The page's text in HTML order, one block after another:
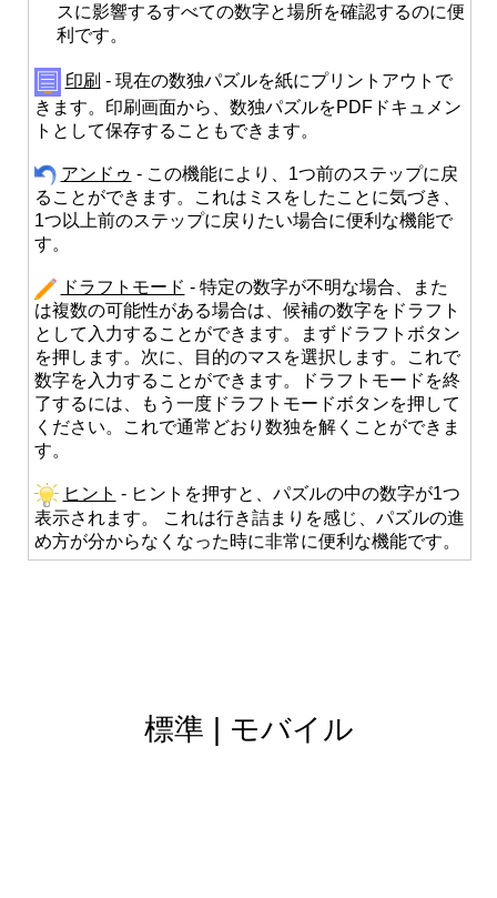
スに影響するすべての数字と場所を確認するのに便
利です。
印刷 - 現在の数独パズルを紙にプリントアウトで
きます。印刷画面から、数独パズルをPDFドキュメン
トとして保存することもできます。
アンドゥ - この機能により、1つ前のステップに戻
ることができます。これはミスをしたことに気づき、
1つ以上前のステップに戻りたい場合に便利な機能で
す。
ドラフトモード - 特定の数字が不明な場合、また
は複数の可能性がある場合は、候補の数字をドラフト
として入力することができます。まずドラフトボタン
を押します。次に、目的のマスを選択します。これで
数字を入力することができます。ドラフトモードを終
了するには、もう一度ドラフトモードボタンを押して
ください。これで通常どおり数独を解くことができま
す。
ヒント - ヒントを押すと、パズルの中の数字が1つ
表示されます。 これは行き詰まりを感じ、パズルの進
め方が分からなくなった時に非常に便利な機能です。
標準 モバイル